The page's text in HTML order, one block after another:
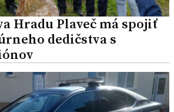
Hradu Plaveč má spojiť
dedičstva s